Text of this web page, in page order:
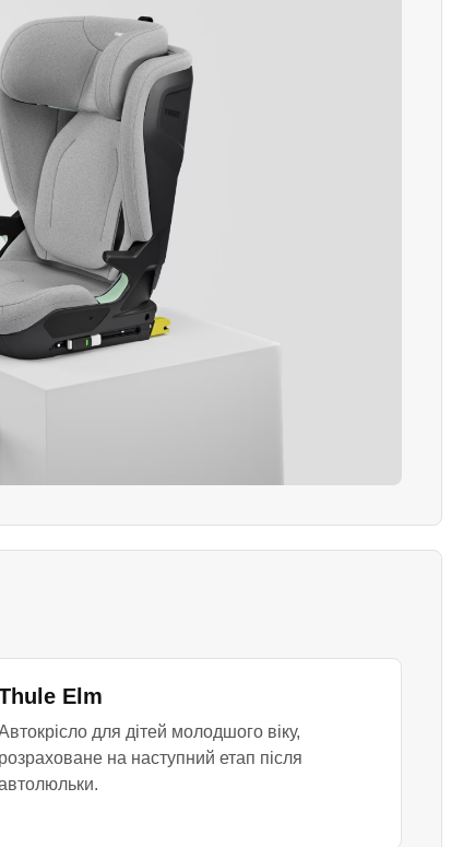
Elm
для дітей молодшого віку,
розраховане на наступний етап після